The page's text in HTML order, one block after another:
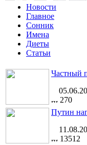
Новости
Главное
Сонник
Имена
Диеты
Статьи
Частный
270
Путин
13512